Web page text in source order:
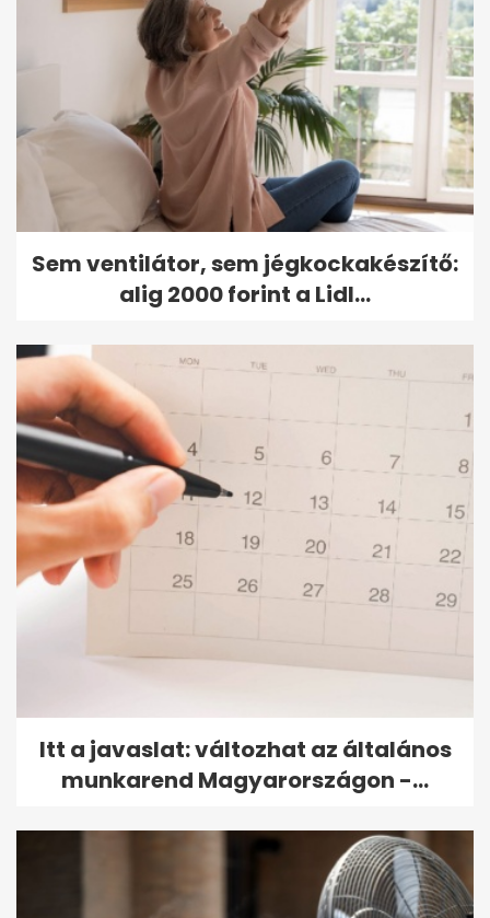
Sem ventilátor, sem jégkockakészítő:
alig 2000 forint a Lidl...
Itt a javaslat: változhat az általános
munkarend Magyarországon -...